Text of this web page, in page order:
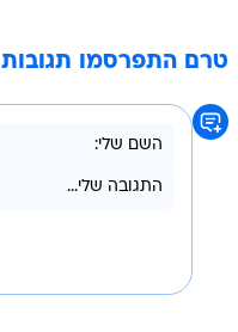
טרם התפרסמו תגובות